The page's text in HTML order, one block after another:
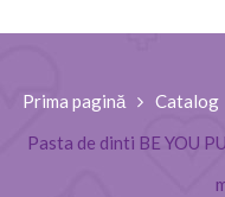
Prima pagină Catalog
Pasta de dinti BE YOU